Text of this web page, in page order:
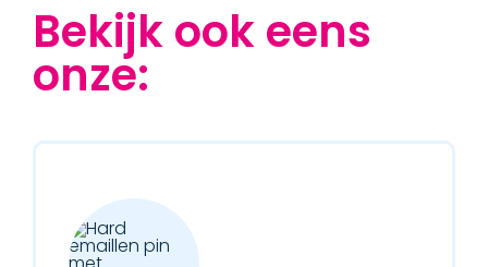
Bekijk ook eens
onze: